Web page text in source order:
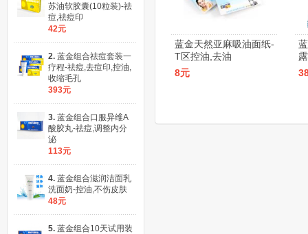
蓝金天然亚麻吸油面纸-
T区控油,去油
8元
苏油软胶囊(10粒装)-祛
痘,祛痘印
42元
2. 蓝金组合祛痘套装一
疗程-祛痘,去痘印,控油,
收缩毛孔
393元
3. 蓝金组合口服异维A
酸胶丸-祛痘,调整内分
泌
113元
4. 蓝金组合滋润洁面乳
洗面奶-控油,不伤皮肤
48元
5. 蓝金组合10天试用装